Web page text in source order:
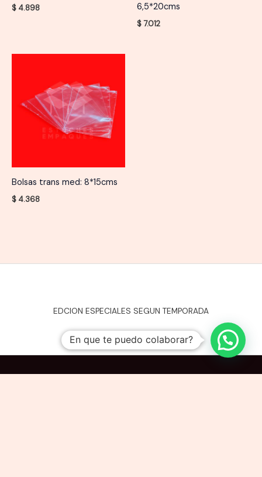
$ 4.898
6,5*20cms
$7.012
Bolsas trans med: 8*15cms
$ 4.368
EDCION ESPECIALES SEGUN TEMPORADA
En que te puedo colaborar?